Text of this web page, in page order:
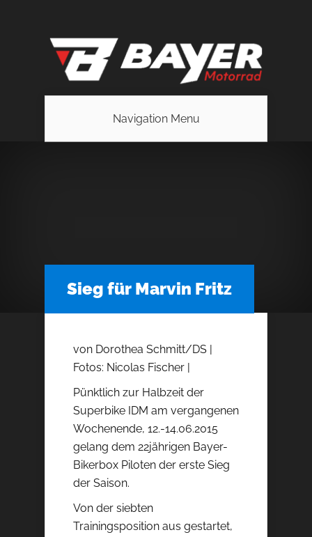
Navigation Menu
Sieg für Marvin Fritz
von Dorothea Schmitt/DS |
Fotos: Nicolas Fischer |
Pünktlich zur Halbzeit der
Superbike IDM am vergangenen
Wochenende, 12.-14.06.2015
gelang dem 22jährigen Bayer-
Bikerbox Piloten der erste Sieg
der Saison.
Von der siebten
Trainingsposition aus gestartet,